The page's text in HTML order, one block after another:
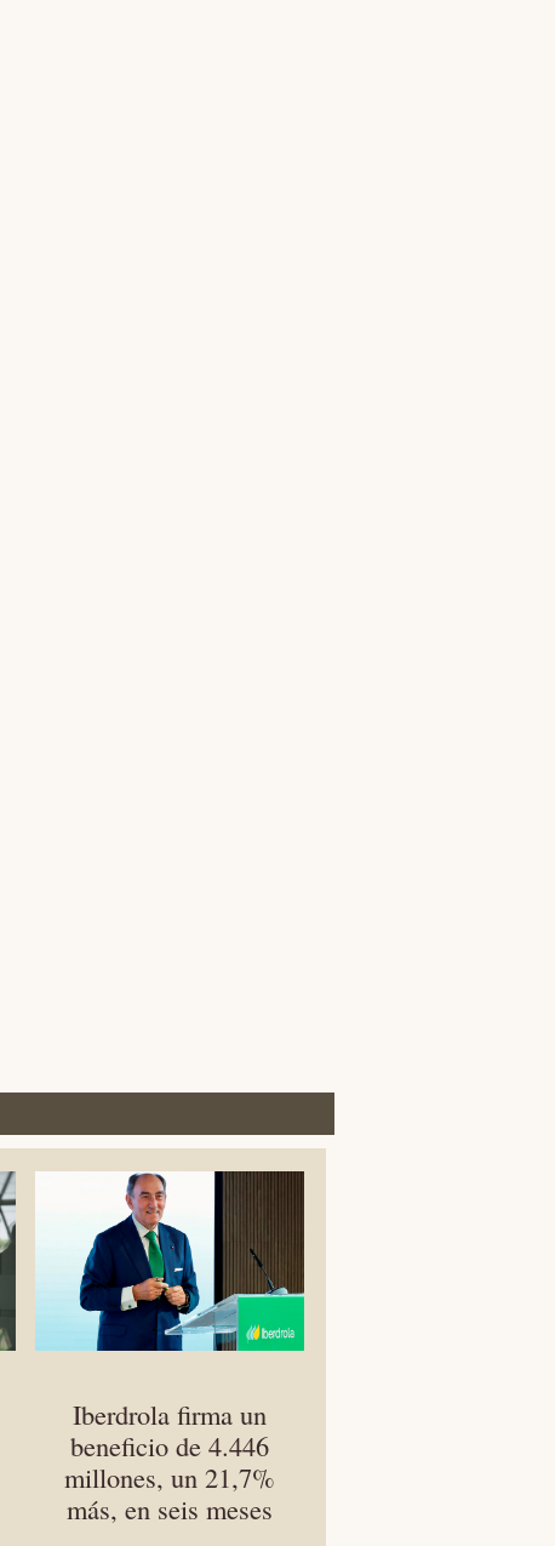
Iberdrola firma un
beneficio de 4.446
millones, un 21,7%
más, en seis meses